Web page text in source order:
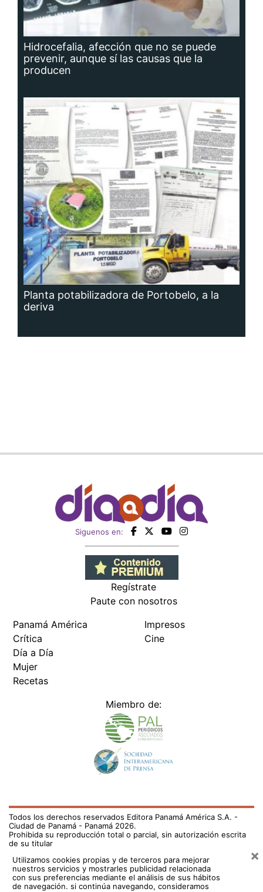
Hidrocefalia, afección que no se puede
prevenir, aunque sí las causas que la
producen
Planta potabilizadora de Portobelo, a la
deriva
Siguenos en:
Regístrate
Paute con nosotros
Panamá América
Crítica
Día a Día
Mujer
Recetas
Impresos
Cine
Miembro de:
Todos los derechos reservados Editora Panamá América S.A. -
Ciudad de Panamá - Panamá 2026.
Prohibida su reproducción total o parcial, sin autorización escrita
de su titular
Utilizamos cookies propias y de terceros para mejorar
nuestros servicios y mostrarles publicidad relacionada
con sus preferencias mediante el análisis de sus hábitos
de navegación. si continúa navegando, consideramos
×